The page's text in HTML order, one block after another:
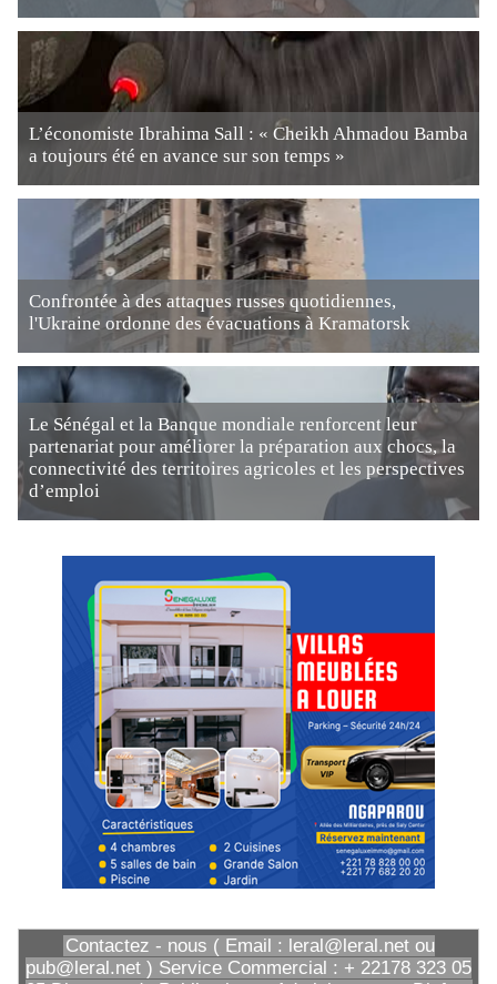
L’économiste Ibrahima Sall : « Cheikh Ahmadou Bamba
a toujours été en avance sur son temps »
Confrontée à des attaques russes quotidiennes,
l'Ukraine ordonne des évacuations à Kramatorsk
Le Sénégal et la Banque mondiale renforcent leur
partenariat pour améliorer la préparation aux chocs, la
connectivité des territoires agricoles et les perspectives
d’emploi
Contactez - nous ( Email : leral@leral.net ou
pub@leral.net ) Service Commercial : + 22178 323 05